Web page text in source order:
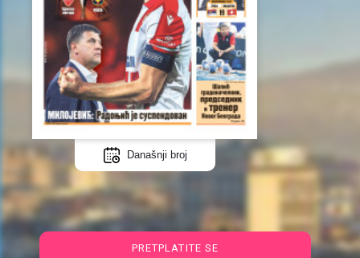
Današnji broj
PRETPLATITE SE